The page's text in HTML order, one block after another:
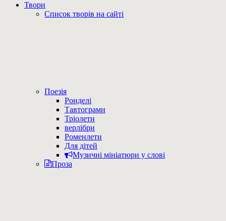
Твори
Список творів на сайті
Поезія
Ронделі
Тавтограми
Тріолети
верлібри
Роменлети
Для дітей
Музичні мініатюри у слові
Проза